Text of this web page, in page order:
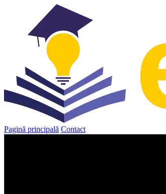
Pagină principală Contact